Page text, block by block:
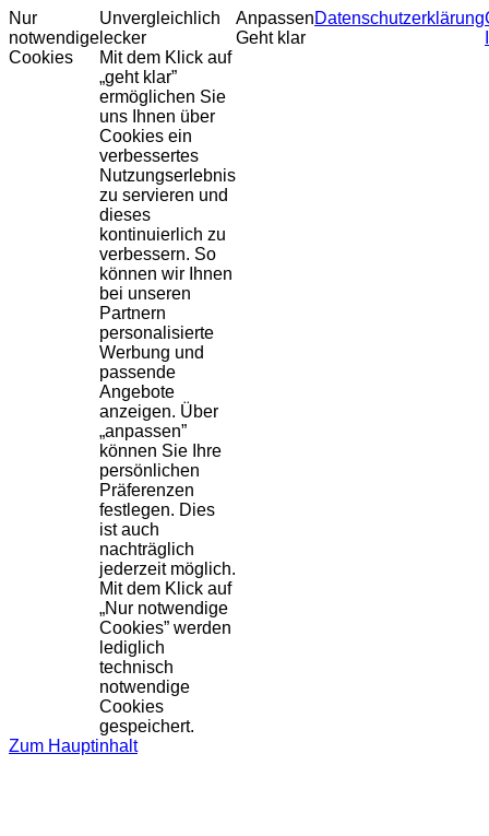
Nur
notwendige
Cookies
Unvergleichlich
lecker
Mit dem Klick auf
„geht klar”
ermöglichen Sie
uns Ihnen über
Cookies ein
verbessertes
Nutzungserlebnis
zu servieren und
dieses
kontinuierlich zu
verbessern. So
können wir Ihnen
bei unseren
Partnern
personalisierte
Werbung und
passende
Angebote
anzeigen. Über
„anpassen”
können Sie Ihre
persönlichen
Präferenzen
festlegen. Dies
ist auch
nachträglich
jederzeit möglich.
Mit dem Klick auf
„Nur notwendige
Cookies” werden
lediglich
technisch
notwendige
Cookies
gespeichert.
Anpassen
Geht klar
Datenschutzerklärung
Zum Hauptinhalt